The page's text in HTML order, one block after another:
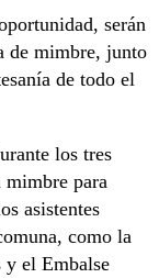
serán
de mimbre, junto
de todo el
los tres
mimbre para
asistentes
como la
y el Embalse